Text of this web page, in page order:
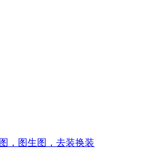
，图生图，去装换装